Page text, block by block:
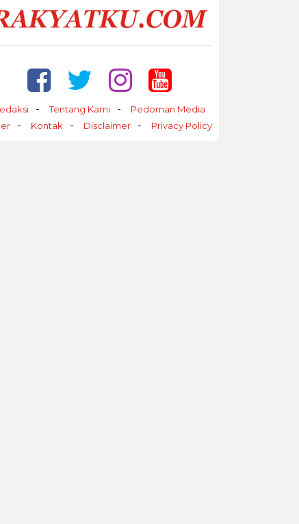
Tentang Kami
Pedoman Media
Kontak Disclaimer Privacy Policy